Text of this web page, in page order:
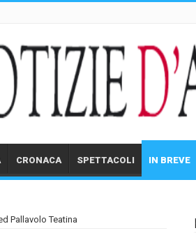
CRONACA SPETTACOLI IN BREVE
Pallavolo Teatina